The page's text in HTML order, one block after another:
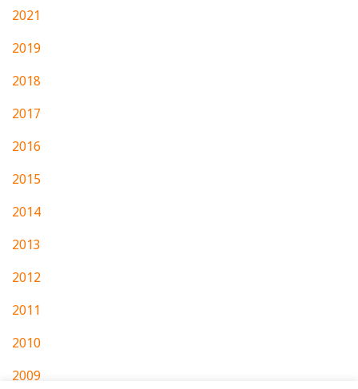
2021
2019
2018
2017
2016
2015
2014
2013
2012
2011
2010
2009